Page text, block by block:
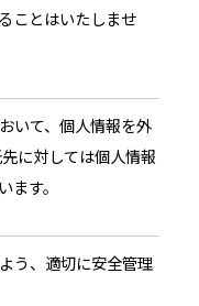
ことはいたしませ
いて、個人情報を外
に対しては個人情報
す。
う、適切に安全管理